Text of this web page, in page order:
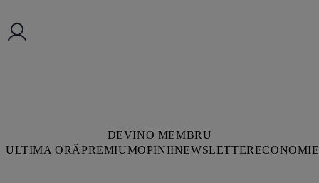
DEVINO MEMBRU
ULTIMA ORĂPREMIUMOPINIINEWSLETTERECONOMIE